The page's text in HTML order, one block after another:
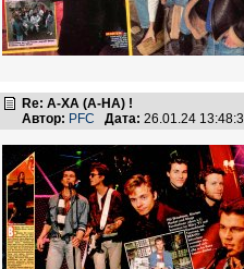
Re: А-ХА (A-HA) !
Автор: PFC Дата: 26.01.24